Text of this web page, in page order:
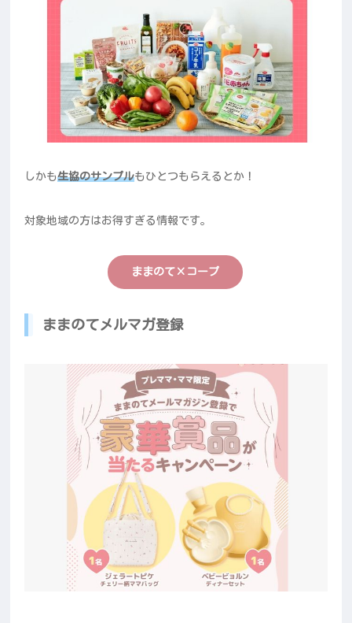
しかも生協のサンプルもひとつもらえるとか！
対象地域の方はお得すぎる情報です。
ままのて×コープ
ままのてメルマガ登録